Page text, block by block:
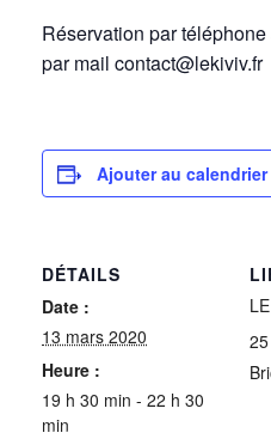
Réservation par
par mail contact@lekiviv.fr
Ajouter au calendrier
DÉTAILS
Date :
13 mars 2020
Heure :
19 h 30 min - 22 h 30
min